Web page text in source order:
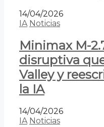
14/04/2026
IA Noticias
Minimax M-
disruptiva
Valley y
la IA
14/04/2026
IA Noticias